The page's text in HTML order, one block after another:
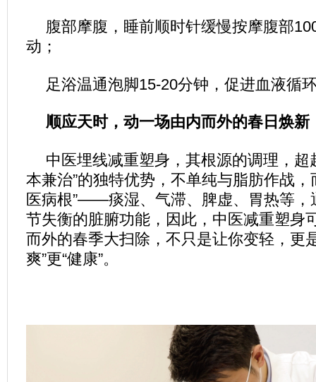
腹部摩腹，睡前顺时针缓慢按摩腹部
动；
足浴温通泡脚15-20分钟，促进血液循
顺应天时，动一场由内而外的春日焕新
中医埋线减重塑身，其根源的调理，超
本兼治”的独特优势，不单纯与脂肪作战，
医病根”——痰湿、气滞、脾虚、胃热等，
节失衡的脏腑功能，因此，中医减重塑身
而外的春季大扫除，不只是让你变轻，更
爽”更“健康”。